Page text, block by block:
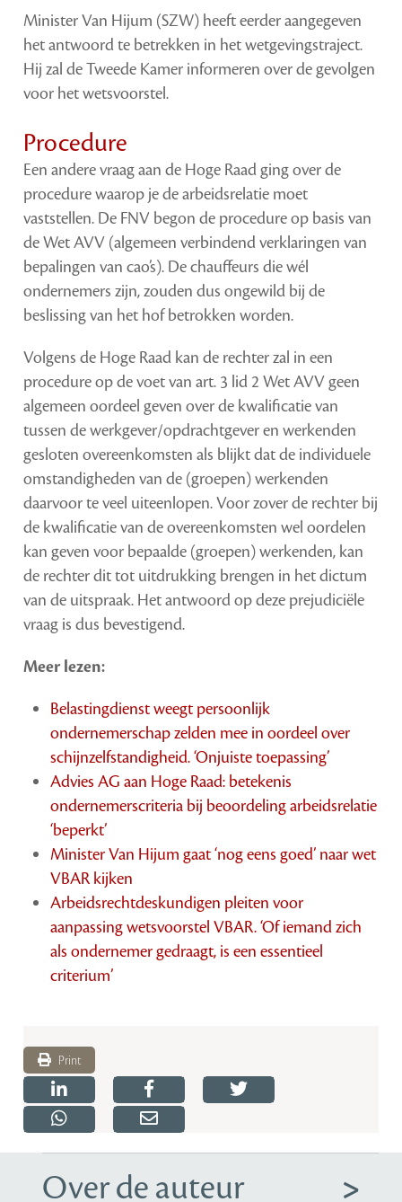
Minister Van Hijum (SZW) heeft eerder aangegeven
het antwoord te betrekken in het wetgevingstraject.
Hij zal de Tweede Kamer informeren over de gevolgen
voor het wetsvoorstel.
Procedure
Een andere vraag aan de Hoge Raad ging over de
procedure waarop je de arbeidsrelatie moet
vaststellen. De FNV begon de procedure op basis van
de Wet AVV (algemeen verbindend verklaringen van
bepalingen van cao’s). De chauffeurs die wél
ondernemers zijn, zouden dus ongewild bij de
beslissing van het hof betrokken worden.
Volgens de Hoge Raad kan de rechter zal in een
procedure op de voet van art. 3 lid 2 Wet AVV geen
algemeen oordeel geven over de kwalificatie van
tussen de werkgever/opdrachtgever en werkenden
gesloten overeenkomsten als blijkt dat de individuele
omstandigheden van de (groepen) werkenden
daarvoor te veel uiteenlopen. Voor zover de rechter bij
de kwalificatie van de overeenkomsten wel oordelen
kan geven voor bepaalde (groepen) werkenden, kan
de rechter dit tot uitdrukking brengen in het dictum
van de uitspraak. Het antwoord op deze prejudiciële
vraag is dus bevestigend.
Meer lezen:
Belastingdienst weegt persoonlijk
ondernemerschap zelden mee in oordeel over
schijnzelfstandigheid. ‘Onjuiste toepassing’
Advies AG aan Hoge Raad: betekenis
ondernemerscriteria bij beoordeling arbeidsrelatie
‘beperkt’
Minister Van Hijum gaat ‘nog eens goed’ naar wet
VBAR kijken
Arbeidsrechtdeskundigen pleiten voor
aanpassing wetsvoorstel VBAR. ‘Of iemand zich
als ondernemer gedraagt, is een essentieel
criterium’
Print
Over de auteur